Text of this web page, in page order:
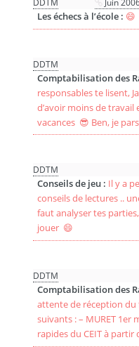
DDTM Juin
Les échecs à l’école : 😄
DDTM
Comptabilisation des
responsables te lisent,
d’avoir moins de travail
vacances 😎
DDTM
Conseils de jeu : Il y a
conseils de lectures .. une
faut analyser tes
jouer 😄
DDTM
Comptabilisation des
attente de réception
suivants : – MURET 1er mai – 8 mai Villeneuve-Tolosane – les